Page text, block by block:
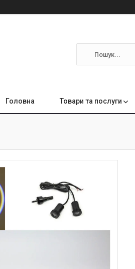
Головна Товари та послуги